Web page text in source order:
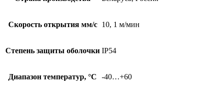
Скорость открытия мм/с 10, 1 м/мин
Степень защиты оболочки IP54
Диапазон температур, °С -40…+60